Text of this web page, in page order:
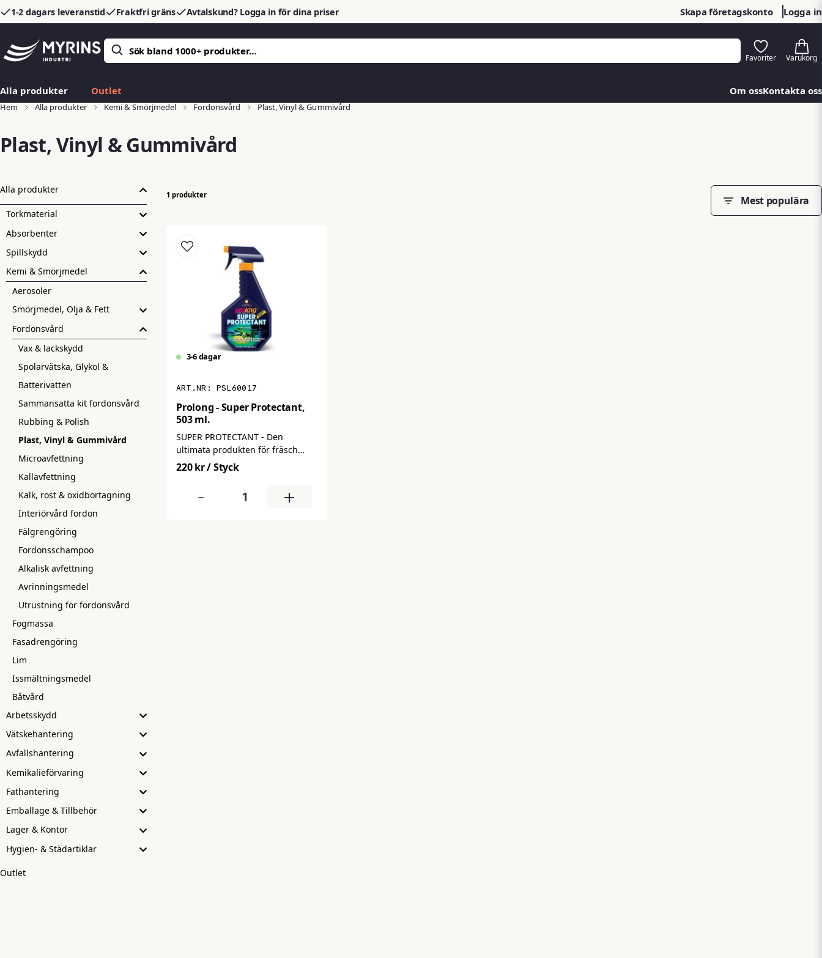
1-2 dagars leveranstid Fraktfri gräns Avtalskund? Logga in för dina priser Skapa företagskonto Logga in
Alla produkter Outlet Om ossKontakta oss
Hem Alla produkter Kemi & Smörjmedel Fordonsvård Plast, Vinyl & Gummivård
Plast, Vinyl & Gummivård
Alla produkter
Torkmaterial
Absorbenter
Spillskydd
Kemi & Smörjmedel
Aerosoler
Smörjmedel, Olja & Fett
Fordonsvård
Vax & lackskydd
Spolarvätska, Glykol &
Batterivatten
Sammansatta kit fordonsvård
Rubbing & Polish
Plast, Vinyl & Gummivård
Microavfettning
Kallavfettning
Kalk, rost & oxidbortagning
Interiörvård fordon
Fälgrengöring
Fordonsschampoo
Alkalisk avfettning
Avrinningsmedel
Utrustning för fordonsvård
Fogmassa
Fasadrengöring
Lim
Issmältningsmedel
Båtvård
Arbetsskydd
Vätskehantering
Avfallshantering
Kemikalieförvaring
Fathantering
Emballage & Tillbehör
Lager & Kontor
Hygien- & Städartiklar
Outlet
1 produkter Mest populära
3-6 dagar
PSL60017
Prolong - Super Protectant,
503 ml.
SUPER PROTECTANT - Den
ultimata produkten för fräsch
interiör!
220 kr/ Styck
- +